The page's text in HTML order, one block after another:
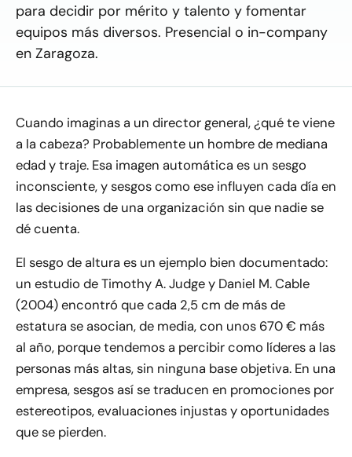
para decidir por mérito y talento y fomentar
equipos más diversos. Presencial o in-company
en Zaragoza.
Cuando imaginas a un director general, ¿qué te viene
a la cabeza? Probablemente un hombre de mediana
edad y traje. Esa imagen automática es un sesgo
inconsciente, y sesgos como ese influyen cada día en
las decisiones de una organización sin que nadie se
dé cuenta.
El sesgo de altura es un ejemplo bien documentado:
un estudio de Timothy A. Judge y Daniel M. Cable
(2004) encontró que cada 2,5 cm de más de
estatura se asocian, de media, con unos 670 € más
al año, porque tendemos a percibir como líderes a las
personas más altas, sin ninguna base objetiva. En una
empresa, sesgos así se traducen en promociones por
estereotipos, evaluaciones injustas y oportunidades
que se pierden.